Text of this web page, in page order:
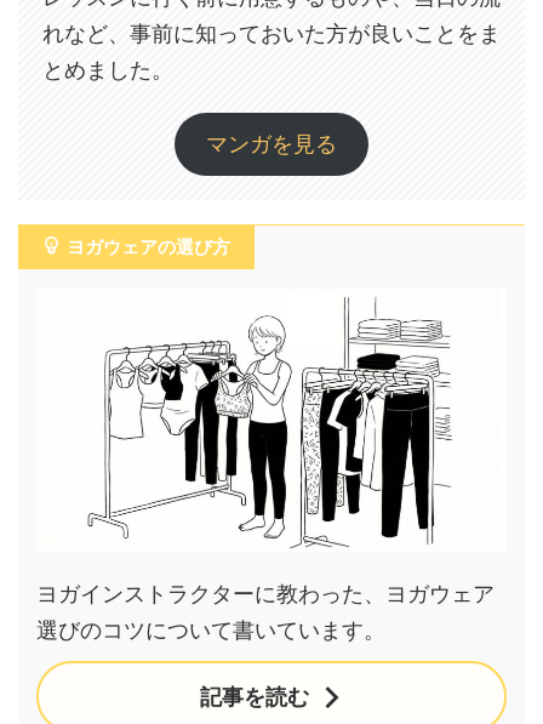
れなど、事前に知っておいた方が良いことをま
とめました。
マンガを見る
ヨガウェアの選び方
ヨガインストラクターに教わった、ヨガウェア
選びのコツについて書いています。
記事を読む